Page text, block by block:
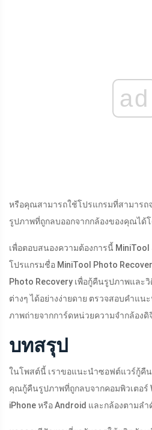
ad
หรือคุณสามารถใช้โปรแกรมที่สามาร
รูปภาพที่ถูกลบออกจากกล้องของคุณได้
เพื่อตอบสนองความต้องการนี้
โปรแกรมชื่อ MiniTool Photo
Photo Recovery เพื่อกู้คืนรูปภาพและ
ต่างๆ ได้อย่างง่ายดาย ตรวจสอบคำแน
ภาพถ่ายจากการ์ดหน่วยความจำกล้องดิ
บทสรุป
ในโพสต์นี้ เราขอแนะนำซอฟต์แวร์กู้คืน
คุณกู้คืนรูปภาพที่ถูกลบจากคอมพิวเตอร์
iPhone หรือ Android และกล้องตามล